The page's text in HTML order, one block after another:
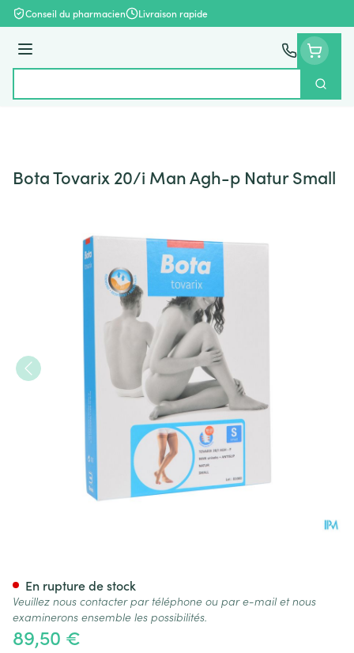
Aller au contenu
Conseil du pharmacien Livraison rapide
Menu
Bota Tovarix 20/i Man Agh-p Natur Small
89,50 €
En rupture de stock
Veuillez nous contacter par téléphone ou par e-mail et nous
examinerons ensemble les possibilités.